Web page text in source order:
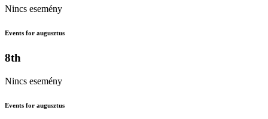
Nincs esemény
Events for augusztus
8th
Nincs esemény
Events for augusztus